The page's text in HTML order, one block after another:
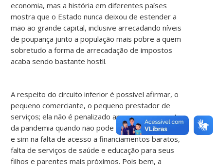
economia, mas a história em diferentes países
mostra que o Estado nunca deixou de estender a
mão ao grande capital, inclusive arrecadando níveis
de poupança junto a população mais pobre a quem
sobretudo a forma de arrecadação de impostos
acaba sendo bastante hostil.
A respeito do circuito inferior é possível afirmar, o
pequeno comerciante, o pequeno prestador de
serviços; ela não é penalizado apenas no momento
da pandemia quando não pode realizar seu trabalho
e sim na falta de acesso a financiamentos baratos,
falta de serviços de saúde e educação para seus
filhos e parentes mais próximos. Pois bem, a